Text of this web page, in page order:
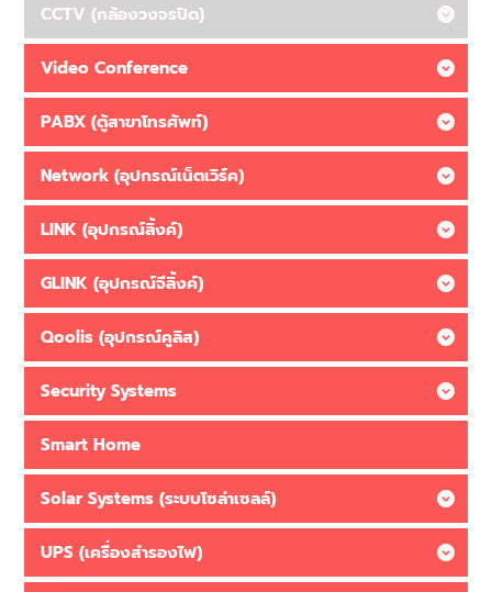
CCTV (กล้องวงจรปิด)
Video Conference
PABX (ตู้สาขาโทรศัพท์)
Network (อุปกรณ์เน็ตเวิร์ค)
LINK (อุปกรณ์ลิ้งค์)
GLINK (อุปกรณ์จีลิ้งค์)
Qoolis (อุปกรณ์คูลิส)
Security Systems
Smart Home
Solar Systems (ระบบโซล่าเซลล์)
UPS (เครื่องสำรองไฟ)